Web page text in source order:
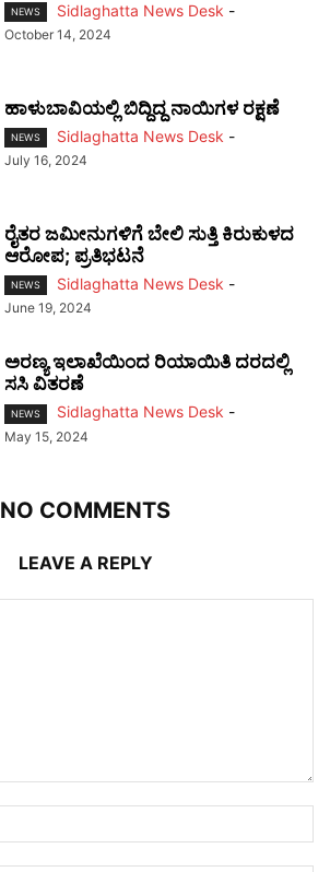
NEWS Sidlaghatta News Desk -
October 14, 2024
ಹಾಳುಬಾವಿಯಲ್ಲಿ ಬಿದ್ದಿದ್ದ ನಾಯಿಗಳ ರಕ್ಷಣೆ
NEWS Sidlaghatta News Desk -
July 16, 2024
ರೈತರ ಜಮೀನುಗಳಿಗೆ ಬೇಲಿ ಸುತ್ತಿ ಕಿರುಕುಳದ
ಆರೋಪ; ಪ್ರತಿಭಟನೆ
NEWS Sidlaghatta News Desk -
June 19, 2024
ಅರಣ್ಯ ಇಲಾಖೆಯಿಂದ ರಿಯಾಯಿತಿ ದರದಲ್ಲಿ
ಸಸಿ ವಿತರಣೆ
NEWS Sidlaghatta News Desk -
May 15, 2024
NO COMMENTS
LEAVE A REPLY